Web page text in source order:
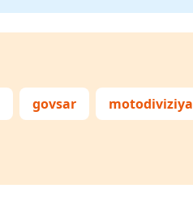
govsar motodiviziya